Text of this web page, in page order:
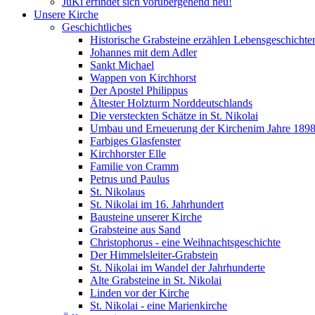
Unsere Kirche
Geschichtliches
Historische Grabsteine erzählen
Johannes mit dem Adler
Sankt Michael
Wappen von Kirchhorst
Der Apostel Philippus
Ältester Holzturm Norddeutschlands
Die versteckten Schätze in St. Nikolai
Umbau und Erneuerung der Kirchenim Jahre
Farbiges Glasfenster
Kirchhorster Elle
Familie von Cramm
Petrus und Paulus
St. Nikolaus
St. Nikolai im 16. Jahrhundert
Bausteine unserer Kirche
Grabsteine aus Sand
Christophorus - eine Weihnachtsgeschichte
Der Himmelsleiter-Grabstein
St. Nikolai im Wandel der Jahrhunderte
Alte Grabsteine in St. Nikolai
Linden vor der Kirche
St. Nikolai - eine Marienkirche